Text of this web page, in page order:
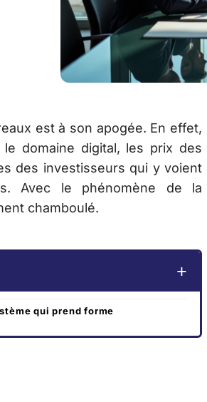
est à son apogée. En effet,
domaine digital, les prix des
des investisseurs qui y voient
Avec le phénomène de la
chamboulé.
qui prend forme